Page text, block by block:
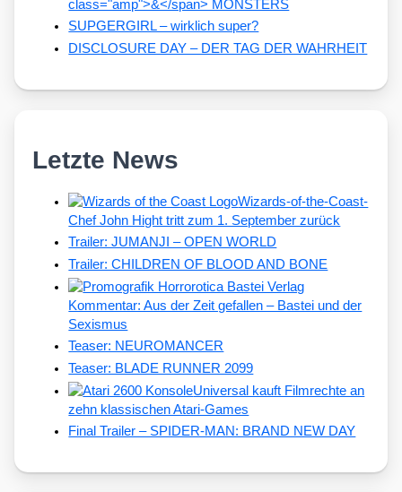
class="amp">&</span> MONSTERS
SUPGERGIRL – wirklich super?
DISCLOSURE DAY – DER TAG DER WAHRHEIT
Letzte News
Wizards-of-the-Coast-
Chef John Hight tritt zum 1. September zurück
Trailer: JUMANJI – OPEN WORLD
Trailer: CHILDREN OF BLOOD AND BONE
Kommentar: Aus der Zeit gefallen – Bastei und der
Sexismus
Teaser: NEUROMANCER
Teaser: BLADE RUNNER 2099
Universal kauft Filmrechte an
zehn klassischen Atari-Games
Final Trailer – SPIDER-MAN: BRAND NEW DAY